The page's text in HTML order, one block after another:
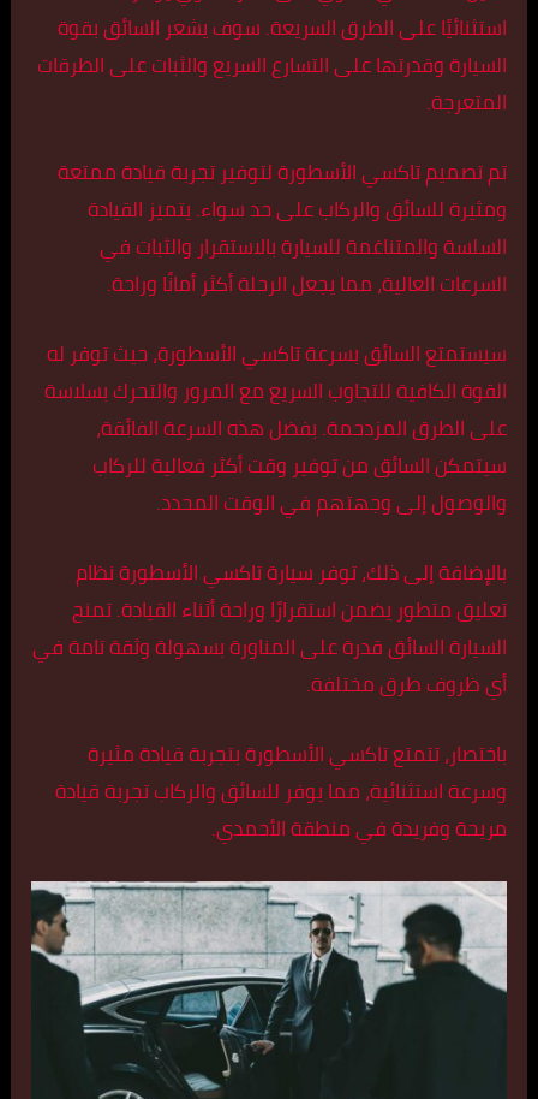
استثنائيًا على الطرق السريعة. سوف يشعر السائق بقوة
السيارة وقدرتها على التسارع السريع والثبات على الطرقات
المتعرجة.
تم تصميم تاكسي الأسطورة لتوفير تجربة قيادة ممتعة
ومثيرة للسائق والركاب على حد سواء. يتميز القيادة
السلسة والمتناغمة للسيارة بالاستقرار والثبات في
السرعات العالية، مما يجعل الرحلة أكثر أمانًا وراحة.
سيستمتع السائق بسرعة تاكسي الأسطورة، حيث توفر له
القوة الكافية للتجاوب السريع مع المرور والتحرك بسلاسة
على الطرق المزدحمة. بفضل هذه السرعة الفائقة،
سيتمكن السائق من توفير وقت أكثر فعالية للركاب
والوصول إلى وجهتهم في الوقت المحدد.
بالإضافة إلى ذلك، توفر سيارة تاكسي الأسطورة نظام
تعليق متطور يضمن استقرارًا وراحة أثناء القيادة. تمنح
السيارة السائق قدرة على المناورة بسهولة وثقة تامة في
أي ظروف طرق مختلفة.
باختصار، تتمتع تاكسي الأسطورة بتجربة قيادة مثيرة
وسرعة استثنائية، مما يوفر للسائق والركاب تجربة قيادة
مريحة وفريدة في منطقة الأحمدي.